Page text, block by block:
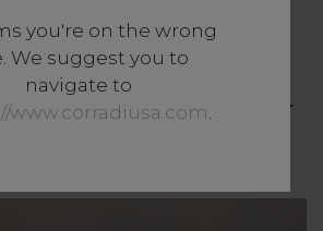
you're on the wrong
We suggest you to
navigate to
www.corradiusa.com.
y Eventos
Voices.
historias, ideas y